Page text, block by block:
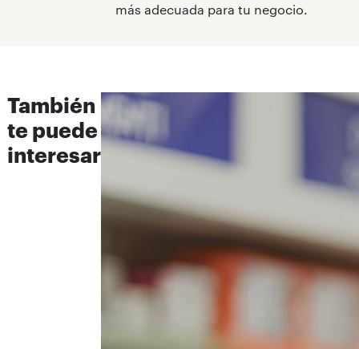
más adecuada para tu negocio.
También
te puede
interesar